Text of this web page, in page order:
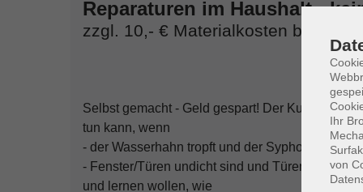
Reparaturen im Haushalt -
zzgl. 10,- € Materialkosten bar vor
Selbst gemacht - Geld gespart! Der Kurs richtet
tun kann, wenn
- der Wasserhahn tropft und der Syphon
- Fenster/Türen undicht sind und Türen nicht
und lernen wollen, wie
Ihr
von